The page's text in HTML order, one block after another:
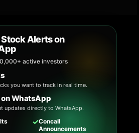
Alerts on
active investors
you want to track in real time.
WhatsApp
updates directly to WhatsApp.
✓Concall
Announcements